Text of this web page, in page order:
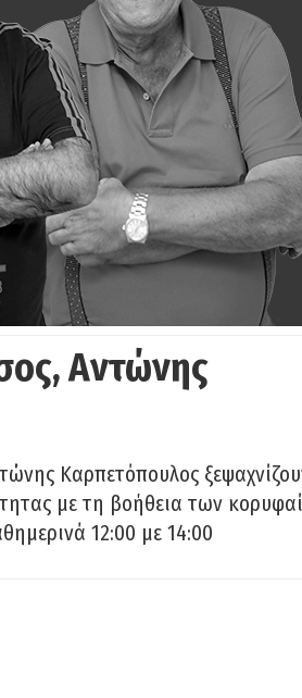
Αντώνης
Καρπετόπουλος
με τη βοήθεια των
12:00 με 14:00